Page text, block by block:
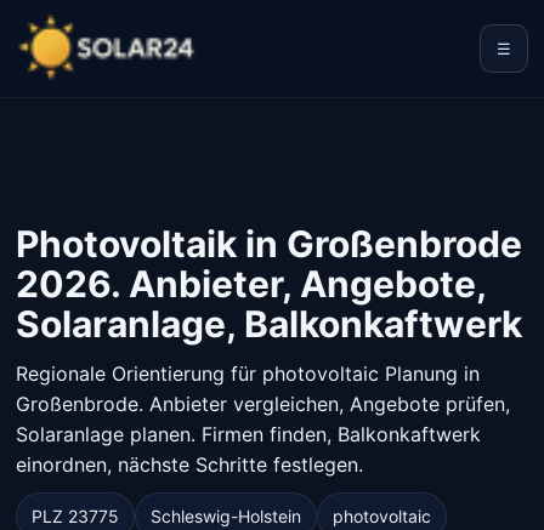
☰
Photovoltaik in Großenbrode
2026. Anbieter, Angebote,
Solaranlage, Balkonkaftwerk
Regionale Orientierung für photovoltaic Planung in
Großenbrode. Anbieter vergleichen, Angebote prüfen,
Solaranlage planen. Firmen finden, Balkonkaftwerk
einordnen, nächste Schritte festlegen.
PLZ 23775 Schleswig-Holstein photovoltaic